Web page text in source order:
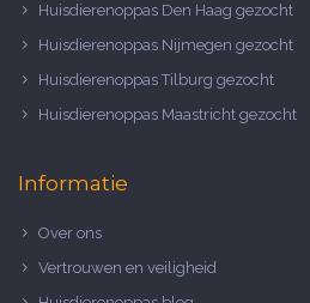
Huisdierenoppas Den Haag gezocht
Huisdierenoppas Nijmegen gezocht
Huisdierenoppas Tilburg gezocht
Huisdierenoppas Maastricht gezocht
Informatie
Over ons
Vertrouwen en veiligheid